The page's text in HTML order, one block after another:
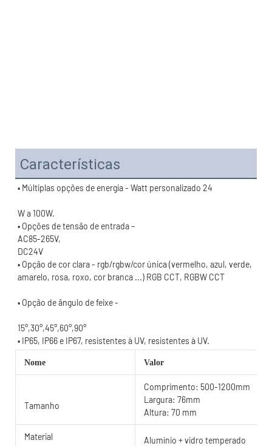
Características
• Opção de cor clara - rgb/rgbw/cor única (vermelho, azul, verde,
15°,30°,45°,60°,90°
Nome Valor
Tamanho
Comprimento: 500-1200mm
Largura: 76mm
Altura: 70 mm
Material Alumínio + vidro temperado